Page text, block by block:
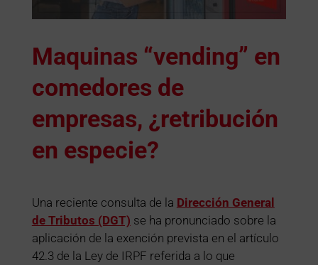
Maquinas “vending” en
comedores de
empresas, ¿retribución
en especie?
Una reciente consulta de la Dirección General
de Tributos (DGT) se ha pronunciado sobre la
aplicación de la exención prevista en el artículo
42.3 de la Ley de IRPF referida a lo que